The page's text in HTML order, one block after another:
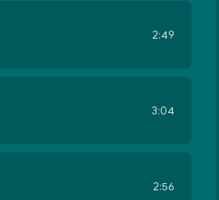
2:49
3:04
2:56